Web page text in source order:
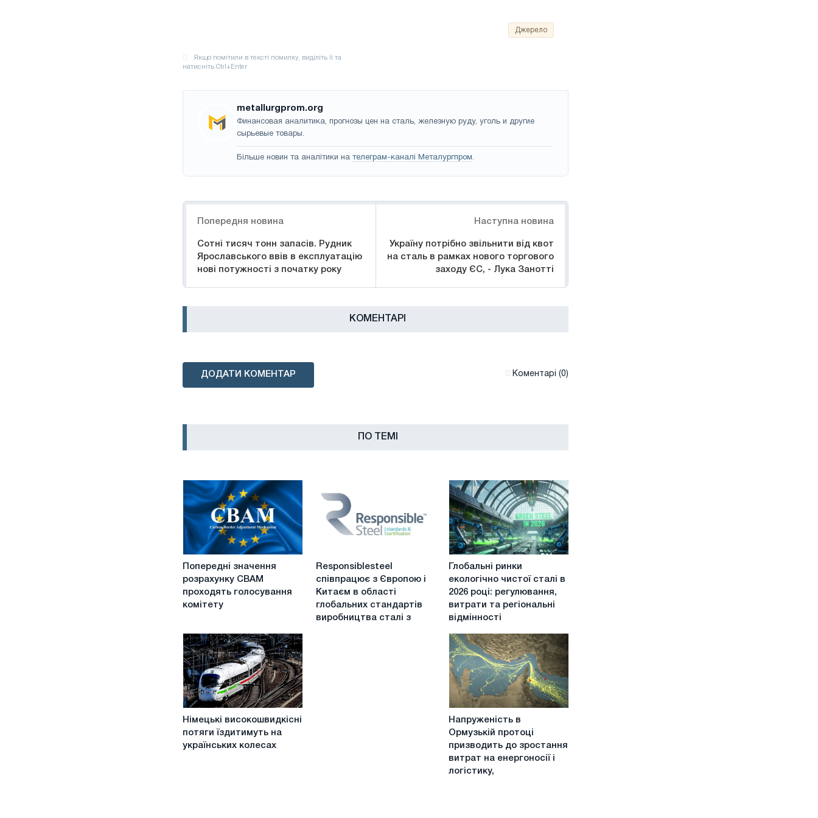
Джерело
metallurgprom.org
Финансовая аналитика, прогнозы цен на сталь, железную руду, уголь и другие
сырьевые товары.
Більше новин та аналітики на телеграм-каналі Металургпром.
Попередня новина
Сотні тисяч тонн запасів. Рудник
Ярославського ввів в експлуатацію
нові потужності з початку року
Наступна новина
Україну потрібно звільнити від квот
на сталь в рамках нового торгового
заходу ЄС, - Лука Занотті
КОМЕНТАРІ
ДОДАТИ КОМЕНТАР Коментарі (0)
ПО ТЕМІ
Попередні
значення
розрахунку
CBAM
проходять
комітету
Попередні значення
розрахунку CBAM
проходять голосування
комітету
Responsiblesteel
співпрацює
з
Європою
Китаєм
Responsiblesteel
співпрацює з Європою і
Китаєм в області
глобальних стандартів
виробництва сталі з
Глобальні
екологічно
чистої
сталі
2026
році:
регулювання,
витрати
та
регіональні
відмінності
Глобальні ринки
екологічно чистої сталі в
2026 році: регулювання,
витрати та регіональні
відмінності
Німецькі
високошвидкісні
потяги
їздитимуть
Німецькі високошвидкісні
потяги їздитимуть на
українських колесах
Напруженість
в
Ормузькій
протоці
призводить
Напруженість в
Ормузькій протоці
призводить до зростання
витрат на енергоносії і
логістику,